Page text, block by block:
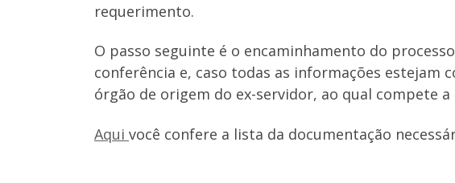
requerimento.
O passo seguinte é o encaminhamento do
conferência e, caso todas as informações estejam
órgão de origem do ex-servidor, ao qual compete
Aqui você confere a lista da documentação